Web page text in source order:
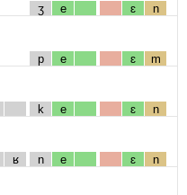
ʒ e ɛ n
p e ɛ m
k e ɛ n
ʁ n e ɛ n